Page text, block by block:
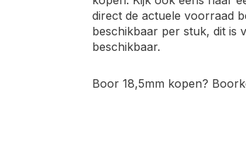
direct de actuele voorraad
beschikbaar per stuk, dit is
beschikbaar.
Boor 18,5mm kopen?